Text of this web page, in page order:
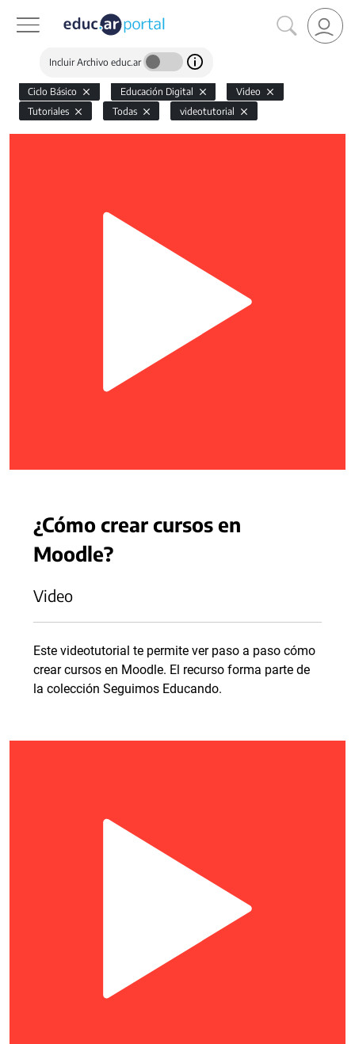
Incluir Archivo educ.ar
Ciclo Básico Educación Digital
Video
Tutoriales
Todas videotutorial
¿Cómo crear cursos en
Moodle?
Video
Este videotutorial te permite ver paso a paso cómo
crear cursos en Moodle. El recurso forma parte de
la colección Seguimos Educando.